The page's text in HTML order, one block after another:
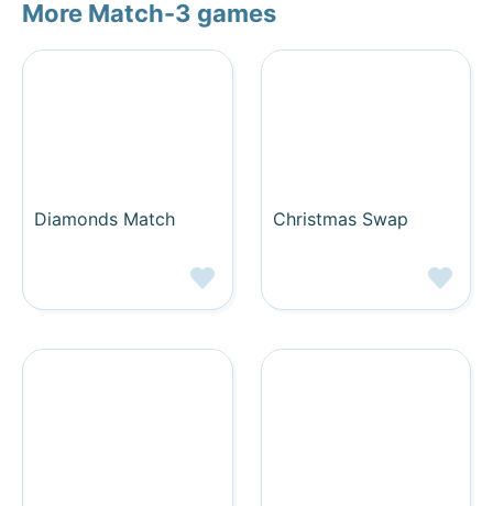
More Match-3 games
Diamonds Match Christmas Swap